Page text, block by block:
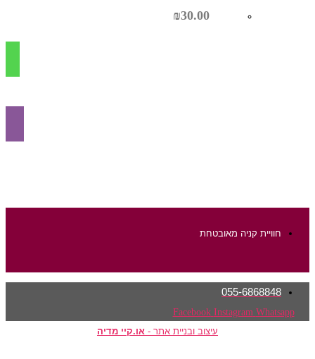
₪30.00
חוויית קניה מאובטחת
055-6868848
Facebook Instagram Whatsapp
עיצוב ובניית אתר -או.קיי מדיה